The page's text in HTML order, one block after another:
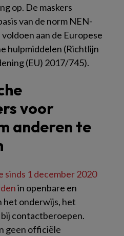
op. De maskers
van de norm NEN-
aan de Europese
hulpmiddelen (Richtlijn
(EU) 2017/745).
voor
anderen te
sinds 1 december 2020
in openbare en
het onderwijs, het
contactberoepen.
geen officiële